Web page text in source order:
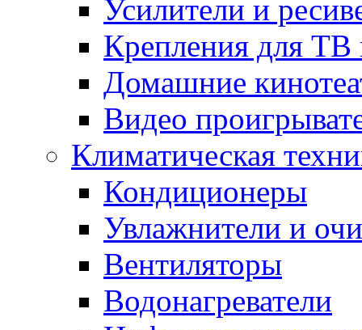
Усилители и
Крепления для ТВ
Домашние
Видео
Климатическая
Кондиционеры
Увлажнители и
Вентиляторы
Водонагреватели